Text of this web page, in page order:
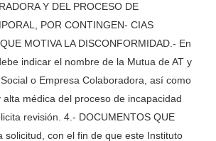
Y DEL PROCESO DE
POR CONTINGEN- CIAS
MOTIVA LA DISCONFORMIDAD.- En
indicar el nombre de la Mutua de AT y
o Empresa Colaboradora, así como
alta médica del proceso de incapacidad
revisión. 4.- DOCUMENTOS QUE
solicitud, con el fin de que este Instituto